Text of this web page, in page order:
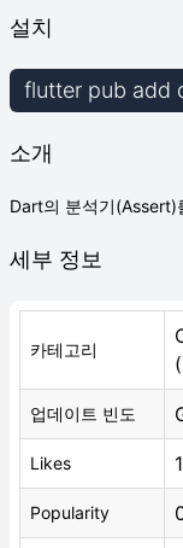
설치
flutter pub add
소개
Dart의 분석기(Assert)
세부 정보
카테고리
업데이트 빈도
Likes
Popularity